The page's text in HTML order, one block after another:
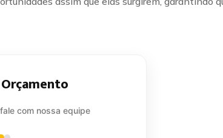
com nossa equipe